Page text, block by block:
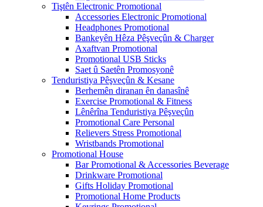
Tiştên Electronic Promotional
Accessories Electronic Promotional
Headphones Promotional
Bankeyên Hêza Pêşveçûn & Charger
Axaftvan Promotional
Promotional USB Sticks
Saet û Saetên Promosyonê
Tenduristiya Pêşveçûn & Kesane
Berhemên diranan ên danasînê
Exercise Promotional & Fitness
Lênêrîna Tenduristiya Pêşveçûn
Promotional Care Personal
Relievers Stress Promotional
Wristbands Promotional
Promotional House
Bar Promotional & Accessories Beverage
Drinkware Promotional
Gifts Holiday Promotional
Promotional Home Products